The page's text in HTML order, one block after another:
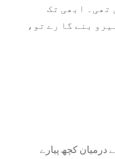
تھی۔ ابھی تک
بنے گا رے تو،
درمیان کچھ پیارے